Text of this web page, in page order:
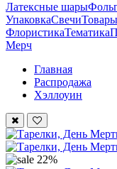
Латексные шары
УпаковкаСвечи
ФлористикаТематика
Мерч
Главная
Распродажа
Хэллоуин
22%